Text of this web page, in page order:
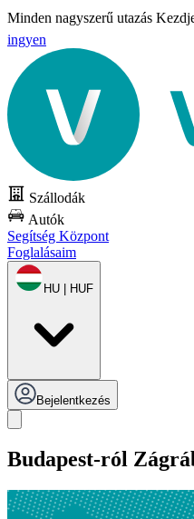
Minden nagyszerű utazás
ingyen
Szállodák
Autók
Segítség Központ
Foglalásaim
HU | HUF
Bejelentkezés
Budapest-ról